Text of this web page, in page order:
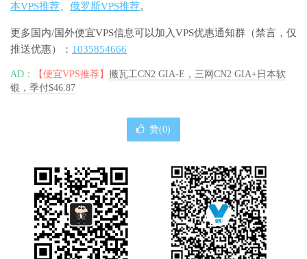
本VPS推荐
俄罗斯VPS推荐。
更多国内/国外便宜VPS信息可以加入VPS优惠通知群（禁言，仅
推送优惠）： 1035854666
AD： 【便宜VPS推荐】 搬瓦工CN2 GIA-E，三网CN2 GIA+日本软
银，季付$46.87
赞(0)